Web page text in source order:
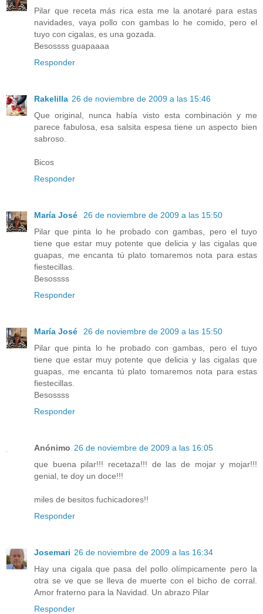
Pilar que receta más rica esta me la anotaré para estas
navidades, vaya pollo con gambas lo he comido, pero el
tuyo con cigalas, es una gozada.
Besossss guapaaaa
Responder
Rakelilla 26 de noviembre de 2009 a las 15:46
Que original, nunca había visto esta combinación y me
parece fabulosa, esa salsita espesa tiene un aspecto bien
sabroso.
Bicos
Responder
María José
26 de noviembre de 2009 a las 15:50
Pilar que pinta lo he probado con gambas, pero el tuyo
tiene que estar muy potente que delicia y las cigalas que
guapas, me encanta tú plato tomaremos nota para estas
fiestecillas.
Besossss
Responder
María José
26 de noviembre de 2009 a las 15:50
Pilar que pinta lo he probado con gambas, pero el tuyo
tiene que estar muy potente que delicia y las cigalas que
guapas, me encanta tú plato tomaremos nota para estas
fiestecillas.
Besossss
Responder
Anónimo 26 de noviembre de 2009 a las 16:05
que buena pilar!!! recetaza!!! de las de mojar y mojar!!!
genial, te doy un doce!!!
miles de besitos fuchicadores!!
Responder
Josemari 26 de noviembre de 2009 a las 16:34
Hay una cigala que pasa del pollo olímpicamente pero la
otra se ve que se lleva de muerte con el bicho de corral.
Amor fraterno para la Navidad. Un abrazo Pilar
Responder